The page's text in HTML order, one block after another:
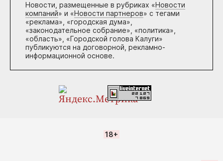
Новости, размещенные в рубриках «Новости
компаний» и «Новости партнеров» с тегами
«реклама», «городская дума»,
«законодательное собрание», «политика»,
«область», «Городской голова Калуги»
публикуются на договорной, рекламно-
информационной основе.
18+